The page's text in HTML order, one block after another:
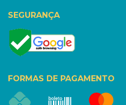
SEGURANÇA
FORMAS DE PAGAMENTO